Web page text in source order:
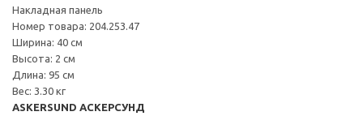
Накладная панель
Номер товара: 204.253.47
Ширина: 40 см
Высота: 2 см
Длина: 95 см
Вес: 3.30 кг
ASKERSUND АСКЕРСУНД